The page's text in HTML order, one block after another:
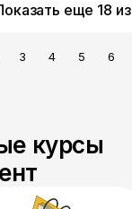
еще 18 из
3 4 5 6
курсы